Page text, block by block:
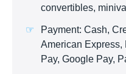
convertibles,
Payment: Cash,
American Express,
Pay, Google Pay,